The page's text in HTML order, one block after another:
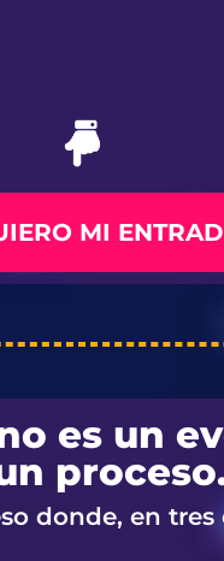
MI
es un
donde, en tres